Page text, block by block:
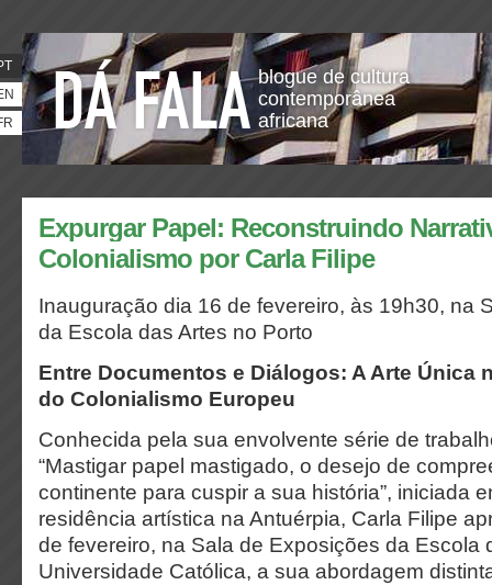
blogue de cultura
contemporânea
africana
Expurgar Papel: Reconstruindo
Colonialismo por Carla Filipe
Inauguração dia 16 de fevereiro, às 19h30, na
da Escola das Artes no Porto
Entre Documentos e Diálogos: A Arte Única
do Colonialismo Europeu
Conhecida pela sua envolvente série de
“Mastigar papel mastigado, o desejo de
continente para cuspir a sua história”, iniciada
residência artística na Antuérpia, Carla Filipe
de fevereiro, na Sala de Exposições da Escola
Universidade Católica, a sua abordagem